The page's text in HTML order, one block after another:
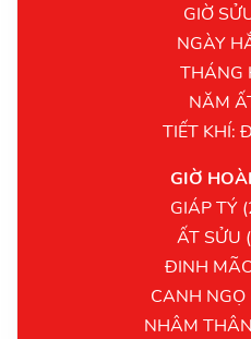
GIỜ
NGÀY
THÁNG
NĂM
TIẾT KHÍ:
GIỜ
GIÁP TÝ
ẤT SỬU
ĐINH
CANH
NHÂM